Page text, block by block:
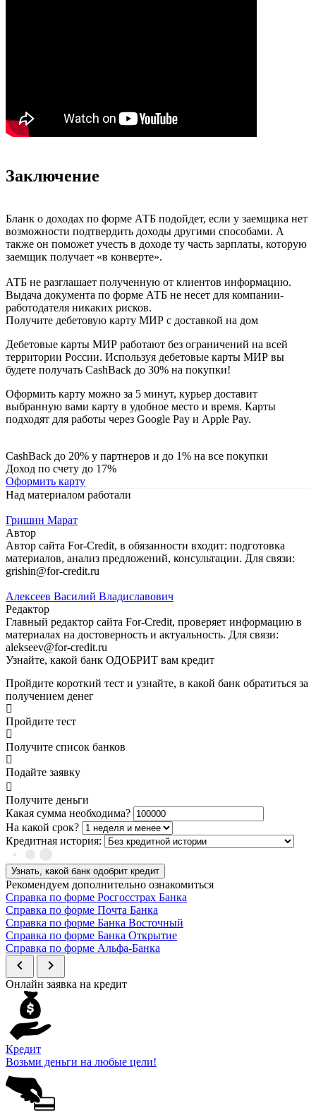
Заключение
Бланк о доходах по форме АТБ подойдет, если у заемщика нет
возможности подтвердить доходы другими способами. А
также он поможет учесть в доходе ту часть зарплаты, которую
заемщик получает «в конверте».
АТБ не разглашает полученную от клиентов информацию.
Выдача документа по форме АТБ не несет для компании-
работодателя никаких рисков.
Получите дебетовую карту МИР с доставкой на дом
Дебетовые карты МИР работают без ограничений на всей
территории России. Используя дебетовые карты МИР вы
будете получать CashBack до 30% на покупки!
Оформить карту можно за 5 минут, курьер доставит
выбранную вами карту в удобное место и время. Карты
подходят для работы через Google Pay и Apple Pay.
CashBack до 20% у партнеров и до 1% на все покупки
Доход по счету до 17%
Оформить карту
Над материалом работали
Гришин Марат
Автор
Автор сайта For-Credit, в обязанности входит: подготовка
материалов, анализ предложений, консультации. Для связи:
grishin@for-credit.ru
Алексеев Василий Владиславович
Редактор
Главный редактор сайта For-Credit, проверяет информацию в
материалах на достоверность и актуальность. Для связи:
alekseev@for-credit.ru
Узнайте, какой банк ОДОБРИТ вам кредит
Пройдите короткий тест и узнайте, в какой банк обратиться за
получением денег
Пройдите тест
Получите список банков
Подайте заявку
Получите деньги
Какая сумма необходима?
На какой срок?
Кредитная история:
Узнать, какой банк одобрит кредит
Рекомендуем дополнительно ознакомиться
Справка по форме Росгосстрах Банка
Справка по форме Почта Банка
Справка по форме Банка Восточный
Справка по форме Банка Открытие
Справка по форме Альфа-Банка
chevron_left chevron_right
Онлайн заявка на кредит
Кредит
Возьми деньги на любые цели!